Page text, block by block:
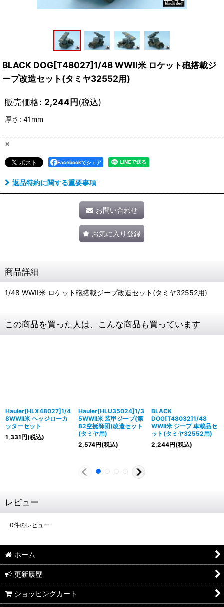
BLACK DOG[T48027]1/48 WWII米 ロケット砲搭載ジ
ープ改造セット(タミヤ32552用)
販売価格: 2,244円(税込)
厚さ : 41mm
×
Facebookでシェア
返品特約に関する重要事項
お問い合わせ
お気に入り登録
商品詳細
1/48 WWII米 ロケット砲搭載ジープ改造セット(タミヤ32552用)
この商品を買った人は、こんな商品も買っています
Hauler[HLX48027]1/4
8WWII米 ヘッジローカ
ッターセット
1,331円(税込)
Hauler[HLU35024]1/3
5WWII米 装甲ジープ(第
82空挺師団)改造セット
(タミヤ用)
2,574円(税込)
BLACK
DOG[T48032]1/48
WWII米 ジープ 車載品セ
ット(タミヤ32552用)
2,244円(税込)
レビュー
0件のレビュー
ホーム
更新履歴
ショッピングカート